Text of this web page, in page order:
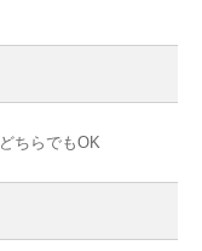
どちらでもOK